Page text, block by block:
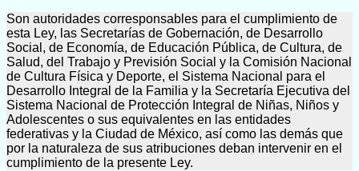
Son autoridades corresponsables para el cumplimiento de
esta Ley, las Secretarías de Gobernación, de Desarrollo
Social, de Economía, de Educación Pública, de Cultura, de
Salud, del Trabajo y Previsión Social y la Comisión Nacional
de Cultura Física y Deporte, el Sistema Nacional para el
Desarrollo Integral de la Familia y la Secretaría Ejecutiva del
Sistema Nacional de Protección Integral de Niñas, Niños y
Adolescentes o sus equivalentes en las entidades
federativas y la Ciudad de México, así como las demás que
por la naturaleza de sus atribuciones deban intervenir en el
cumplimiento de la presente Ley.